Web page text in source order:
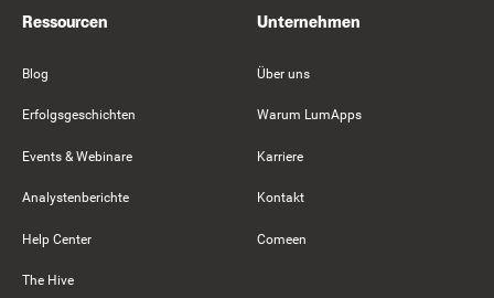
Ressourcen
Blog
Erfolgsgeschichten
Events & Webinare
Analystenberichte
Help Center
The Hive
Unternehmen
Über uns
Warum LumApps
Karriere
Kontakt
Comeen